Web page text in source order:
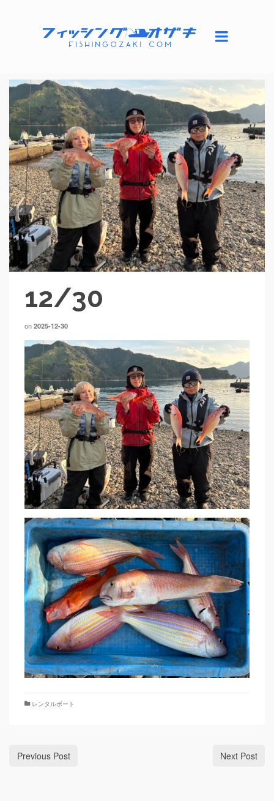
12/30
on 2025-12-30
レンタルボート
Previous Post Next Post